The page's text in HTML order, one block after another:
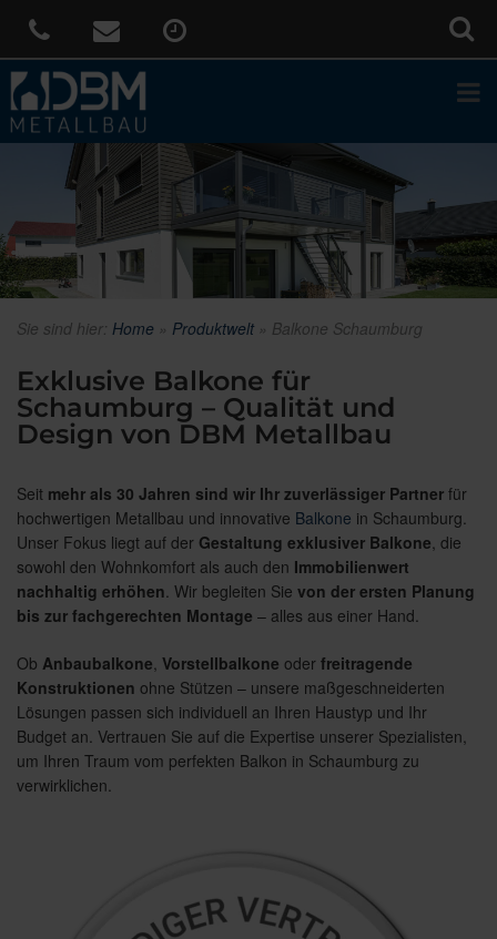
Sie sind hier: Home » Produktwelt » Balkone Schaumburg
Exklusive Balkone für
Schaumburg – Qualität und
Design von DBM Metallbau
Seit mehr als 30 Jahren sind wir Ihr zuverlässiger Partner für
hochwertigen Metallbau und innovative Balkone in Schaumburg.
Unser Fokus liegt auf der Gestaltung exklusiver Balkone , die
sowohl den Wohnkomfort als auch den Immobilienwert
nachhaltig erhöhen . Wir begleiten Sie von der ersten Planung
bis zur fachgerechten Montage – alles aus einer Hand.
Ob Anbaubalkone Vorstellbalkone oder freitragende
Konstruktionen ohne Stützen – unsere maßgeschneiderten
Lösungen passen sich individuell an Ihren Haustyp und Ihr
Budget an. Vertrauen Sie auf die Expertise unserer Spezialisten,
um Ihren Traum vom perfekten Balkon in Schaumburg zu
verwirklichen.